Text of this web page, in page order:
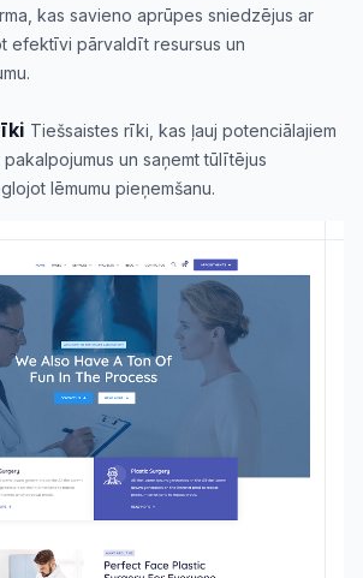
kas savieno aprūpes sniedzējus ar
efektīvi pārvaldīt resursus un
Tiešsaistes rīki, kas ļauj potenciālajiem
un saņemt tūlītējus
lēmumu pieņemšanu.